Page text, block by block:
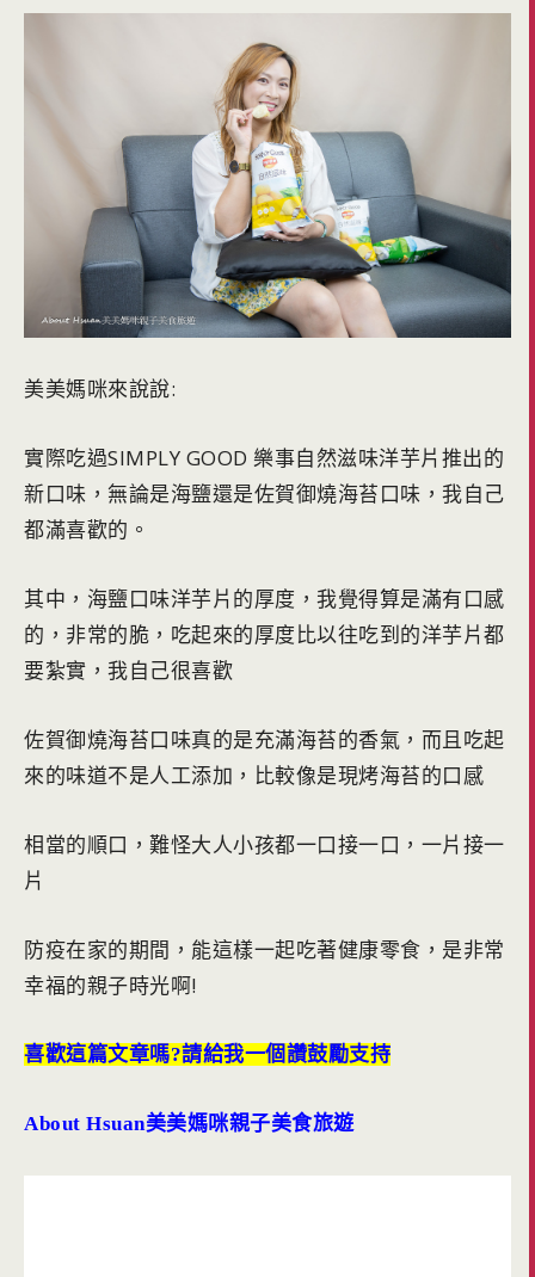
美美媽咪來說說:
實際吃過SIMPLY GOOD 樂事自然滋味洋芋片推出的
新口味，無論是海鹽還是佐賀御燒海苔口味，我自己
都滿喜歡的。
其中，海鹽口味洋芋片的厚度，我覺得算是滿有口感
的，非常的脆，吃起來的厚度比以往吃到的洋芋片都
要紮實，我自己很喜歡
佐賀御燒海苔口味真的是充滿海苔的香氣，而且吃起
來的味道不是人工添加，比較像是現烤海苔的口感
相當的順口，難怪大人小孩都一口接一口，一片接一
片
防疫在家的期間，能這樣一起吃著健康零食，是非常
幸福的親子時光啊!
喜歡這篇文章嗎?請給我一個讚鼓勵支持
About Hsuan美美媽咪親子美食旅遊